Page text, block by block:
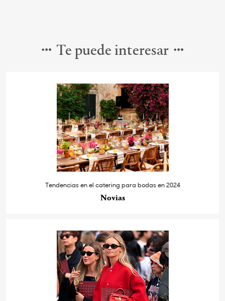
Te puede interesar
Tendencias en el catering para bodas en 2024
Novias